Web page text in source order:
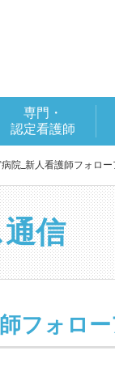
専門・
認定看護師
院_新人看護師フォロ
信
フォロ